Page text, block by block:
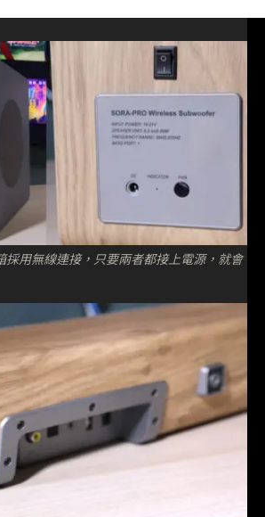
用無線連接，只要兩者都接上電源，就會